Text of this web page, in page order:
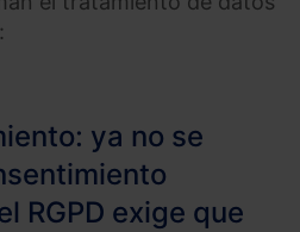
ya no se
RGPD exige que